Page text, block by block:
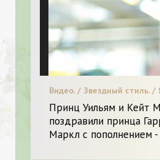
Видео. / Звездный стиль. /
Принц Уильям и Кейт
поздравили принца
Маркл с пополнением -